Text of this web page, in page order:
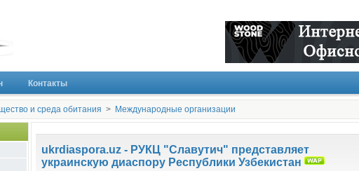
Контакты
и среда обитания > Международные организации
ukrdiaspora.uz - РУКЦ "Славутич" представляет
украинскую диаспору Республики Узбекистан